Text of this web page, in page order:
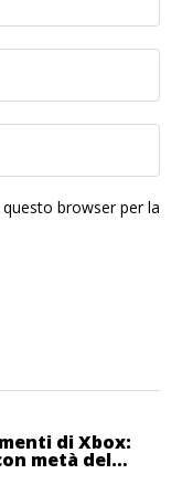
browser per la
di Xbox:
metà del